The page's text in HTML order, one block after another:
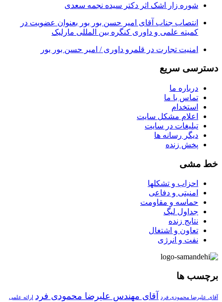
شوره زار اشک اثر دکتر سیده نجمه سعدی
انتصاب جناب آقای امیر حسن بور بور بعنوان عضویت در
کمیته علمی و داوری کنگره بین المللی مارلیک
امنیت تجارت در قلمرو داوری / امیر حسن بور بور
دسترسی سریع
درباره ما
تماس با ما
استخدام
اعلام مشکل سایت
تبلیغات در سایت
ديگر رسانه ها
پخش زنده
خط مشی
احزاب و تشکلها
امنیتی و دفاعی
حماسه و مقاومت
جداول لیگ
نتایج زنده
تعاون و اشتغال
نفت و انرژی
برچسب ها
آقای علیرضا محمودی فرد آقای مهندس علیرضا محمودی فرد
ارائه علمی